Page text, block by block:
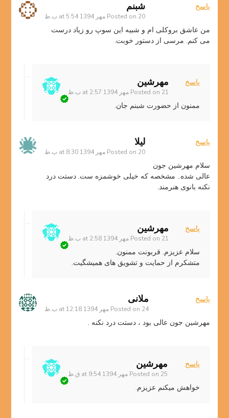
شبنم
Posted on 20 مهر 1394 at 5:54 ب.ظ
پاسخ
من عاشق بروکلی ام و شبیه این سوپ رو زیاد درست
می کنم. مرسی از دستور خوبت.
مهرشین
Posted on 21 مهر 1394 at 2:57 ب.ظ
پاسخ
ممنون از حضورت شبنم جان.
لیلا
Posted on 20 مهر 1394 at 8:30 ب.ظ
پاسخ
سلام مهرشین جون
عالی شده.. مشخصه که خیلی خوشمزه ست. دستت درد
نکنه بانوی هنرمند.
مهرشین
Posted on 21 مهر 1394 at 2:58 ب.ظ
پاسخ
سلام عزیزم. قربونت ممنون.
متشکرم از حمایت و تشویق های همیشگیت.
ملانی
Posted on 24 مهر 1394 at 12:18 ب.ظ
پاسخ
مهرشین جون عالی بود ، دستت درد نکنه .
مهرشین
Posted on 25 مهر 1394 at 9:54 ق.ظ
پاسخ
خواهش میکنم عزیزم.